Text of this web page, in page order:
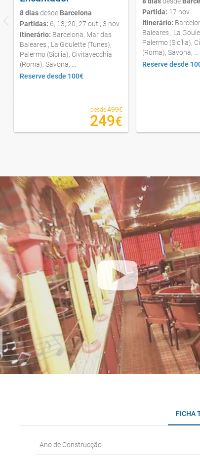
Partidas:6, 13, 20, 27 out.; 3 nov.
Itinerário:Barcelona, Mar das
Baleares , La Goulette (Tunes),
Palermo (Sicília), Civitavecchia
(Roma), Savona, ...
Reserve desde 100€
desde499€
249€
Itinerário:
Baleares , La
Palermo (Sicília),
(Roma), Savona, ...
Reserve desde
FICHA
Ano de Construcção